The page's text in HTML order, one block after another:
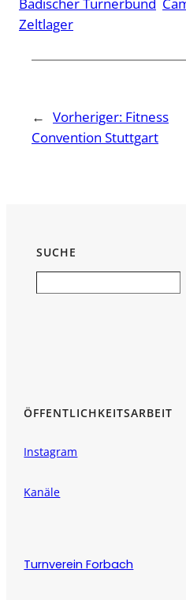
Zeltlager
← Vorheriger: Fitness
Convention Stuttgart
SUCHE
ÖFFENTLICHKEITSARBEIT
Instagram
Kanäle
Turnverein Forbach